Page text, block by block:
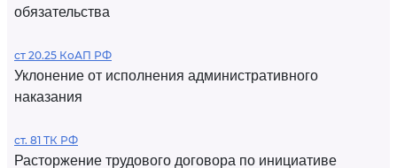
обязательства
ст 20.25 КоАП РФ
Уклонение от исполнения административного
наказания
ст. 81 ТК РФ
Расторжение трудового договора по инициативе